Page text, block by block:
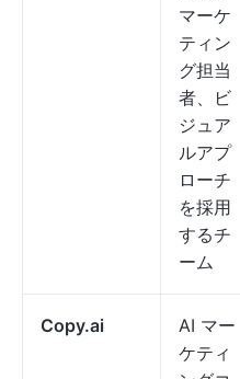
マーケ
ティン
グ担当
者、ビ
ジュア
ルアプ
ローチ
を採用
するチ
ーム
Copy.ai
AI マー
ケティ